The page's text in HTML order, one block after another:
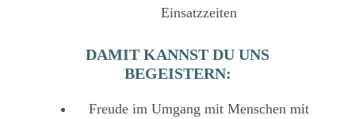
Einsatzzeiten
DAMIT KANNST DU UNS
BEGEISTERN:
Freude im Umgang mit Menschen mit